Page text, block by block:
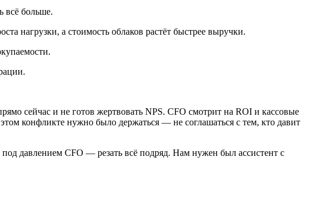
всё больше.
нагрузки, а стоимость облаков растёт быстрее выручки.
сейчас и не готов жертвовать NPS. CFO смотрит на ROI и кассовые
конфликте нужно было держаться — не соглашаться с тем, кто давит
давлением CFO — резать всё подряд. Нам нужен был ассистент с